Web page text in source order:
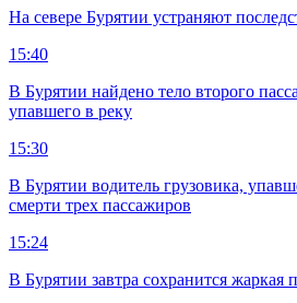
На севере Бурятии устраняют
15:40
В Бурятии найдено тело второго
упавшего в реку
15:30
В Бурятии водитель грузовика,
смерти трех пассажиров
15:24
В Бурятии завтра сохранится жаркая